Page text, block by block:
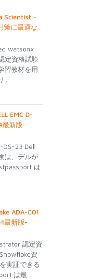
Scientist -
策に最適な
watsonx
定資格試験
習教材を用
EMC D-
最新版-
DS-23 Dell
は、デルが
は
ADA-C01
最新版-
認定資
資
実証できる
は最...